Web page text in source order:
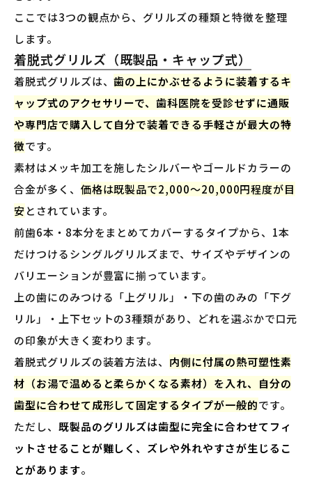
ここでは3つの観点から、グリルズの種類と特徴を整理
します。
着脱式グリルズ（既製品・キャップ式）
着脱式グリルズは、歯の上にかぶせるように装着するキ
ャップ式のアクセサリーで、歯科医院を受診せずに通販
や専門店で購入して自分で装着できる手軽さが最大の特
徴です。
素材はメッキ加工を施したシルバーやゴールドカラーの
合金が多く、 価格は既製品で2,000〜20,000円程度が目
安とされています。
前歯6本・8本分をまとめてカバーするタイプから、1本
だけつけるシングルグリルズまで、サイズやデザインの
バリエーションが豊富に揃っています。
上の歯にのみつける「上グリル」・下の歯のみの「下グ
リル」・上下セットの3種類があり、どれを選ぶかで口元
の印象が大きく変わります。
着脱式グリルズの装着方法は、 内側に付属の熱可塑性素
材（お湯で温めると柔らかくなる素材）を入れ、自分の
歯型に合わせて成形して固定するタイプが一般的です。
ただし、 既製品のグリルズは歯型に完全に合わせてフィ
ットさせることが難しく、ズレや外れやすさが生じるこ
とがあります。